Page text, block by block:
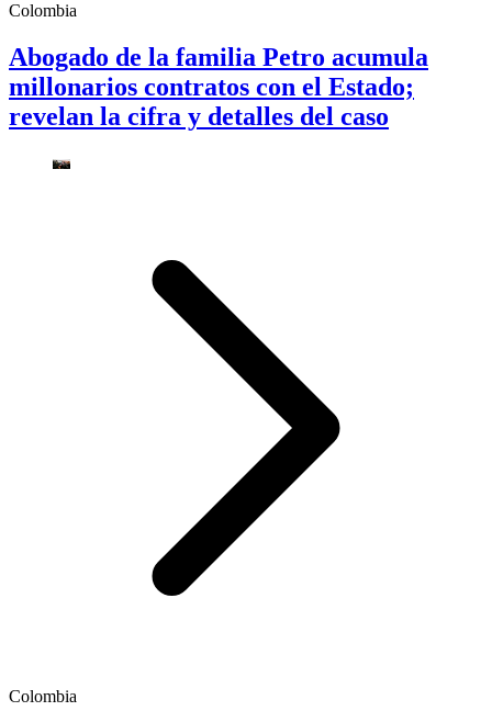
Colombia
Abogado de la familia Petro acumula
millonarios contratos con el Estado;
revelan la cifra y detalles del caso
Colombia